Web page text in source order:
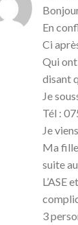
En
Ci
Qui
disant
Je
Tél :
Je
Ma
suite
L’ASE
3